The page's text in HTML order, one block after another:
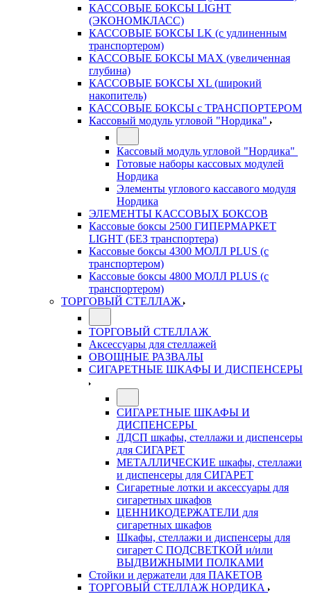
КАССОВЫЕ БОКСЫ LIGHT
(ЭКОНОМКЛАСС)
КАССОВЫЕ БОКСЫ LK (с удлиненным
транспортером)
КАССОВЫЕ БОКСЫ MAX (увеличенная
глубина)
КАССОВЫЕ БОКСЫ XL (широкий
накопитель)
КАССОВЫЕ БОКСЫ с ТРАНСПОРТЕРОМ
Кассовый модуль угловой "Нордика"
Кассовый модуль угловой "Нордика"
Готовые наборы кассовых модулей
Нордика
Элементы углового кассавого модуля
Нордика
ЭЛЕМЕНТЫ КАССОВЫХ БОКСОВ
Кассовые боксы 2500 ГИПЕРМАРКЕТ
LIGHT (БЕЗ транспортера)
Кассовые боксы 4300 МОЛЛ PLUS (с
транспортером)
Кассовые боксы 4800 МОЛЛ PLUS (с
транспортером)
ТОРГОВЫЙ СТЕЛЛАЖ
ТОРГОВЫЙ СТЕЛЛАЖ
Аксессуары для стеллажей
ОВОЩНЫЕ РАЗВАЛЫ
СИГАРЕТНЫЕ ШКАФЫ И ДИСПЕНСЕРЫ
СИГАРЕТНЫЕ ШКАФЫ И
ДИСПЕНСЕРЫ
ЛДСП шкафы, стеллажи и диспенсеры
для СИГАРЕТ
МЕТАЛЛИЧЕСКИЕ шкафы, стеллажи
и диспенсеры для СИГАРЕТ
Сигаретные лотки и аксессуары для
сигаретных шкафов
ЦЕННИКОДЕРЖАТЕЛИ для
сигаретных шкафов
Шкафы, стеллажи и диспенсеры для
сигарет С ПОДСВЕТКОЙ и/или
ВЫДВИЖНЫМИ ПОЛКАМИ
Стойки и держатели для ПАКЕТОВ
ТОРГОВЫЙ СТЕЛЛАЖ НОРДИКА